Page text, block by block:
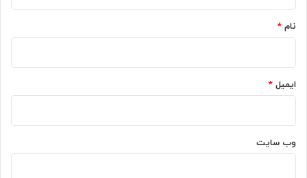
گ
ا
ی
ا
ن
آ
ا
ز
ب
ی
ر
ن
ت
ن
ت
ع
نام *
ایمیل *
وب‌ سایت